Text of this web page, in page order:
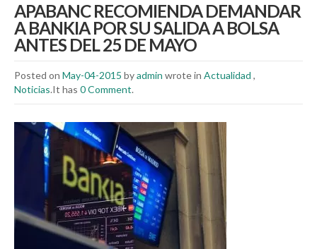
APABANC RECOMIENDA DEMANDAR
A BANKIA POR SU SALIDA A BOLSA
ANTES DEL 25 DE MAYO
Posted on May-04-2015 byadmin wrote in Actualidad ,
Noticias.It has 0 Comment.